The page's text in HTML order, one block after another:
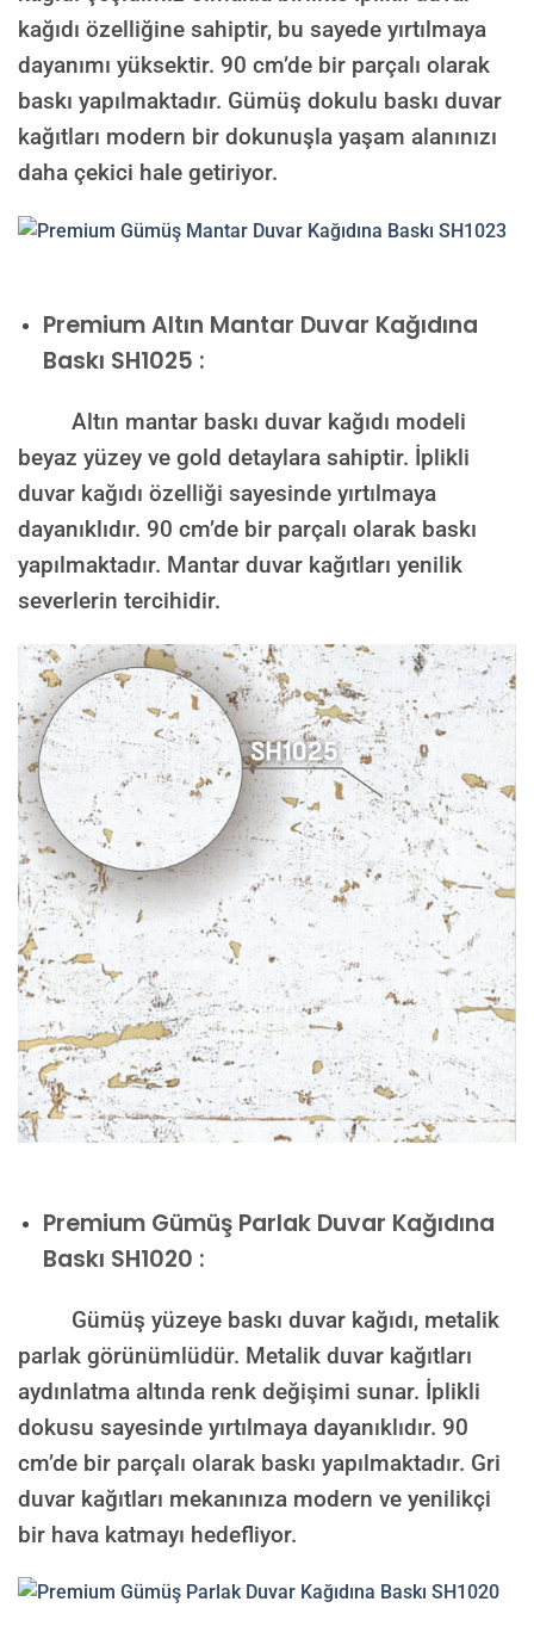
kağıdı özelliğine sahiptir, bu sayede yırtılmaya
dayanımı yüksektir. 90 cm’de bir parçalı olarak
baskı yapılmaktadır. Gümüş dokulu baskı duvar
kağıtları modern bir dokunuşla yaşam alanınızı
daha çekici hale getiriyor.
PremiumAltın Mantar Duvar Kağıdına
Baskı SH1025 :
Altın mantar baskı duvar kağıdı modeli
beyaz yüzey ve gold detaylara sahiptir. İplikli
duvar kağıdı özelliği sayesinde yırtılmaya
dayanıklıdır. 90 cm’de bir parçalı olarak baskı
yapılmaktadır. Mantar duvar kağıtları yenilik
severlerin tercihidir.
Premium Gümüş Parlak Duvar Kağıdına
Baskı SH1020 :
Gümüş yüzeye baskı duvar kağıdı, metalik
parlak görünümlüdür. Metalik duvar kağıtları
aydınlatma altında renk değişimi sunar. İplikli
dokusu sayesinde yırtılmaya dayanıklıdır. 90
cm’de bir parçalı olarak baskı yapılmaktadır. Gri
duvar kağıtları mekanınıza modern ve yenilikçi
bir hava katmayı hedefliyor.